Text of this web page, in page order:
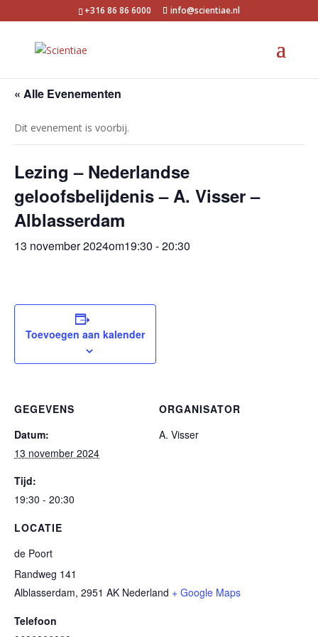
+316 86 86 6000 info@scientiae.nl
« Alle Evenementen
Dit evenement is voorbij.
Lezing – Nederlandse
geloofsbelijdenis – A. Visser –
Alblasserdam
13 november 2024om19:30 -20:30
Toevoegen aan kalender
GEGEVENS
Datum:
13 november 2024
Tijd:
19:30 - 20:30
LOCATIE
de Poort
Randweg 141
Alblasserdam, 2951 AK Nederland + Google Maps
Telefoon
ORGANISATOR
A. Visser